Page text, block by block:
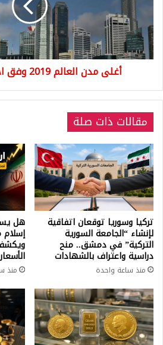
وفق
احصائيات
جديدة
أغلى مدن العالم 2019 وفق احصائيات جديدة
مقالات ذات صلة
تركيا وسوريا توقعان اتفاقية
لإنشاء “الجامعة السورية
التركية” في دمشق.. منح
دراسية واعتراف بالشهادات
منذ ساعة واحدة
هل
الأسعار
منذ